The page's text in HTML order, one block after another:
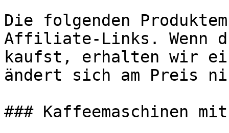
Die folgenden
Affiliate-Links. Wenn
kaufst, erhalten wir
ändert sich am Preis
### Kaffeemaschinen